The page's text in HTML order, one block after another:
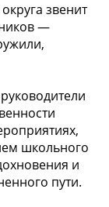
звенит
—
школьного
и
пути.